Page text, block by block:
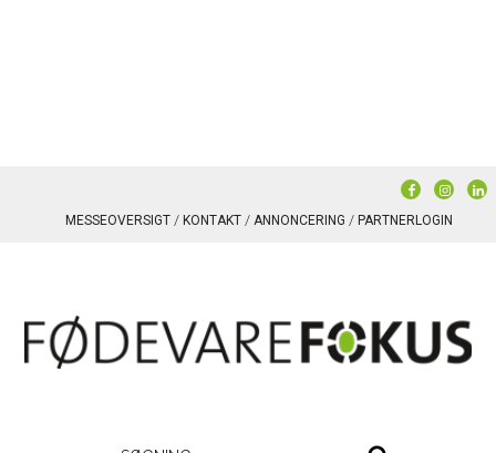
MESSEOVERSIGT KONTAKT ANNONCERING PARTNERLOGIN